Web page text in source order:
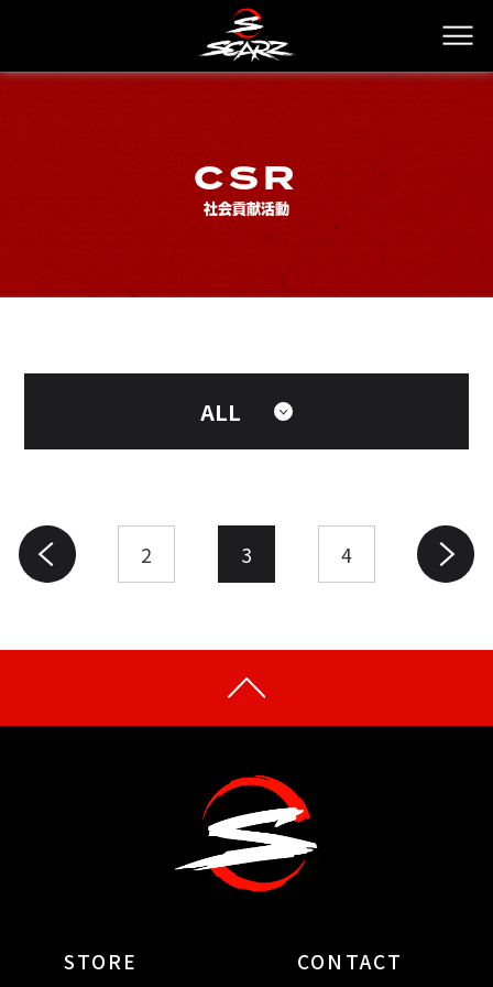
CSR
社会貢献活動
ALL
2 3 4
STORE CONTACT